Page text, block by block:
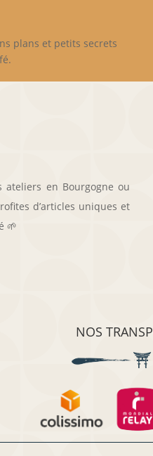
plans et petits secrets
en Bourgogne ou
d’articles uniques et
🌱
NOS